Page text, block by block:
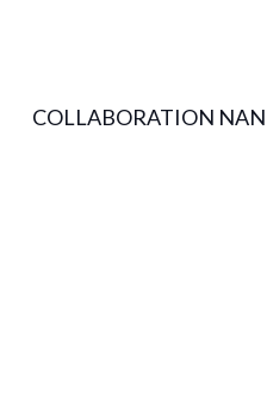
COLLABORATION